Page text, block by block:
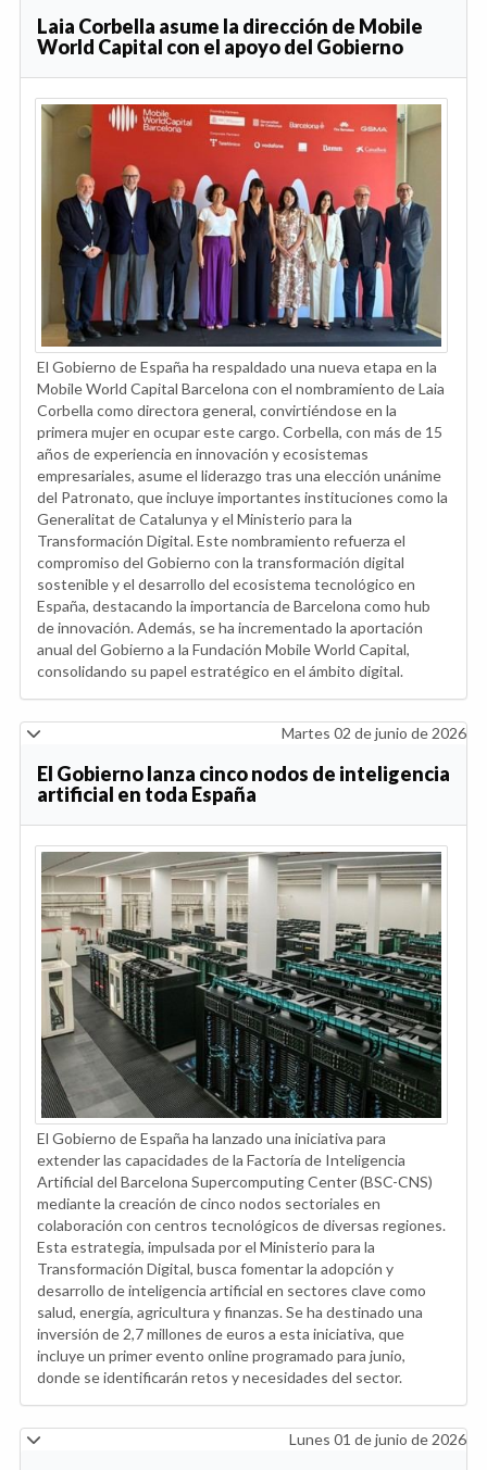
Laia Corbella asume la dirección de Mobile
World Capital con el apoyo del Gobierno
El Gobierno de España ha respaldado una nueva etapa en la
Mobile World Capital Barcelona con el nombramiento de Laia
Corbella como directora general, convirtiéndose en la
primera mujer en ocupar este cargo. Corbella, con más de 15
años de experiencia en innovación y ecosistemas
empresariales, asume el liderazgo tras una elección unánime
del Patronato, que incluye importantes instituciones como la
Generalitat de Catalunya y el Ministerio para la
Transformación Digital. Este nombramiento refuerza el
compromiso del Gobierno con la transformación digital
sostenible y el desarrollo del ecosistema tecnológico en
España, destacando la importancia de Barcelona como hub
de innovación. Además, se ha incrementado la aportación
anual del Gobierno a la Fundación Mobile World Capital,
consolidando su papel estratégico en el ámbito digital.
Martes 02 de junio de 2026
El Gobierno lanza cinco nodos de inteligencia
artificial en toda España
El Gobierno de España ha lanzado una iniciativa para
extender las capacidades de la Factoría de Inteligencia
Artificial del Barcelona Supercomputing Center (BSC-CNS)
mediante la creación de cinco nodos sectoriales en
colaboración con centros tecnológicos de diversas regiones.
Esta estrategia, impulsada por el Ministerio para la
Transformación Digital, busca fomentar la adopción y
desarrollo de inteligencia artificial en sectores clave como
salud, energía, agricultura y finanzas. Se ha destinado una
inversión de 2,7 millones de euros a esta iniciativa, que
incluye un primer evento online programado para junio,
donde se identificarán retos y necesidades del sector.
Lunes 01 de junio de 2026